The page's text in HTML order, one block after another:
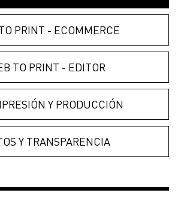
PRINT - ECOMMERCE
TO PRINT - EDITOR
Y PRODUCCIÓN
Y TRANSPARENCIA